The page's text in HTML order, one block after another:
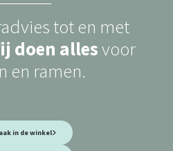
tot en met
doen allesvoor
en ramen.
in de winkel